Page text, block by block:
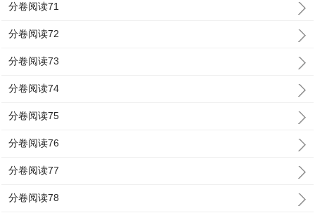
分卷阅读71
分卷阅读72
分卷阅读73
分卷阅读74
分卷阅读75
分卷阅读76
分卷阅读77
分卷阅读78